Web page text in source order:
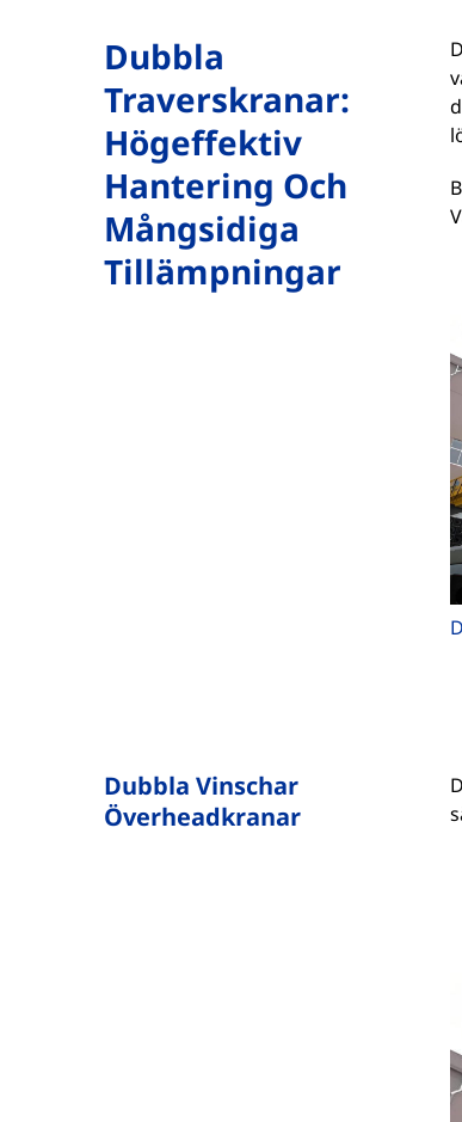
Dubbla
Traverskranar:
Högeffektiv
Hantering Och
Mångsidiga
Tillämpningar
Dubbla Vinschar
Överheadkranar